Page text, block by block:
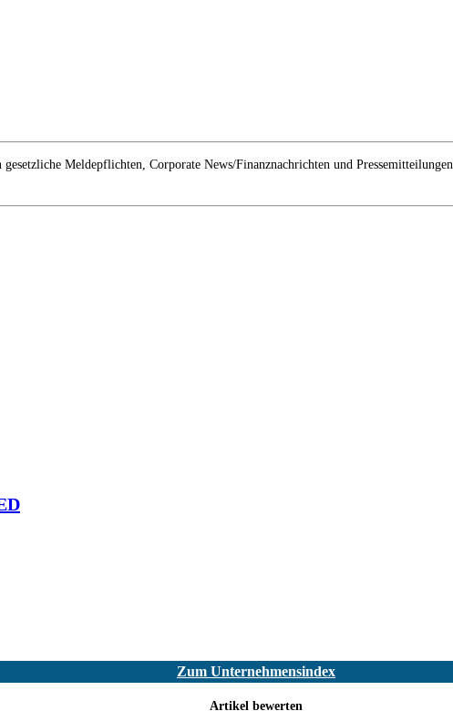
Meldepflichten, Corporate News/Finanznachrichten und Pressemitteilungen.
Zum Unternehmensindex
Artikel bewerten